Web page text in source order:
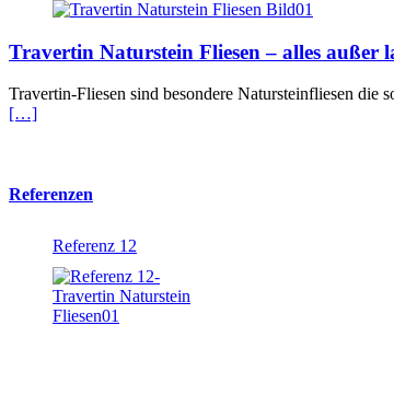
Travertin Naturstein Fliesen – alles außer
Travertin-Fliesen sind besondere Natursteinfliesen die
[…]
Referenzen
Referenz 12